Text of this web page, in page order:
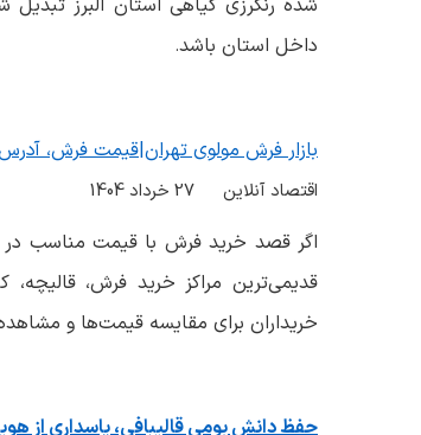
شده رنگرزی گیاهی استان البرز
داخل استان باشد.
بازار فرش مولوی تهران|قیمت فرش، آدرس
اقتصاد آنلاین 27 خرداد 1404
اگر قصد خرید فرش با قیمت مناسب در
قدیمی‌ترین مراکز خرید فرش،
خریداران برای مقایسه قیمت‌ها و
حفظ دانش بومی قالیبافی، پاسداری از